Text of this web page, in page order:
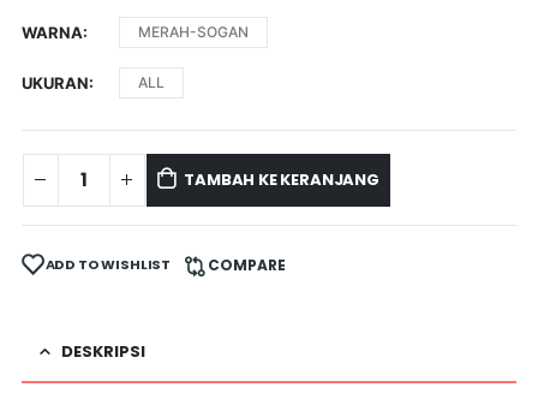
WARNA MERAH-SOGAN
UKURAN ALL
TAMBAH KE KERANJANG
ADD TO WISHLIST COMPARE
DESKRIPSI